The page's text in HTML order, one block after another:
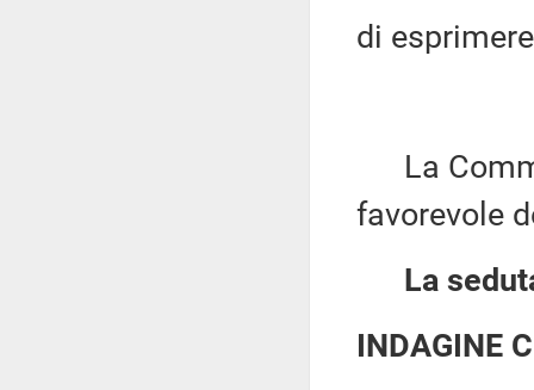
di
La
favorevole
La
INDAGINE